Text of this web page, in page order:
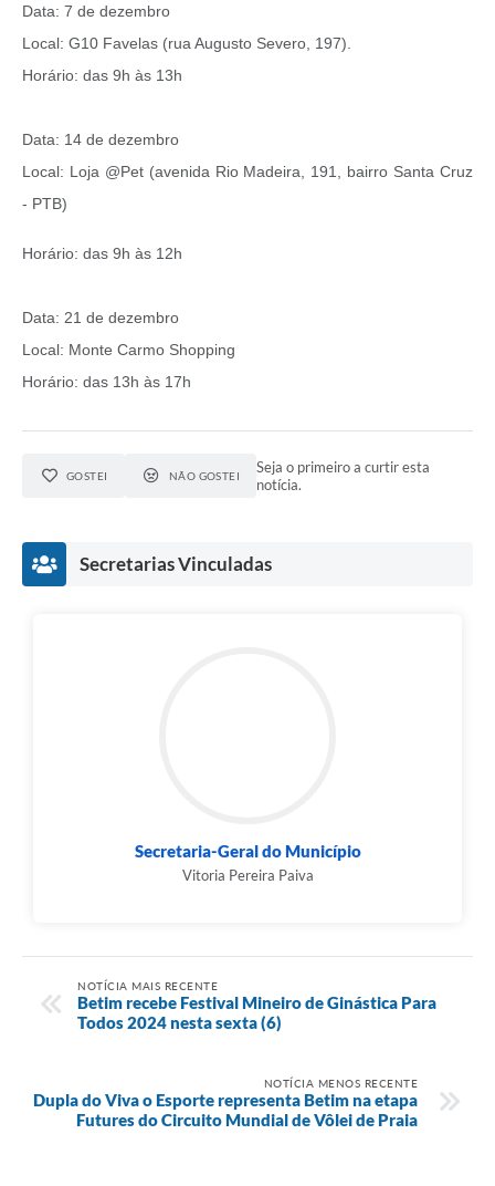
Data: 7 de dezembro
Local: G10 Favelas (rua Augusto Severo, 197).
Horário: das 9h às 13h
Data: 14 de dezembro
Local: Loja @Pet (avenida Rio Madeira, 191, bairro Santa Cruz
- PTB)
Horário: das 9h às 12h
Data: 21 de dezembro
Local: Monte Carmo Shopping
Horário: das 13h às 17h
GOSTEI NÃO GOSTEI
Seja o primeiro a curtir esta
notícia.
Secretarias Vinculadas
Secretaria-Geral do Município
Vitoria Pereira Paiva
NOTÍCIA MAIS RECENTE
Betim recebe Festival Mineiro de Ginástica Para
Todos 2024 nesta sexta (6)
NOTÍCIA MENOS RECENTE
Dupla do Viva o Esporte representa Betim na etapa
Futures do Circuito Mundial de Vôlei de Praia